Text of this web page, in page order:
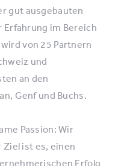
gut ausgebauten
im Bereich
von 25 Partnern
und
an den
Genf und Buchs.
Passion: Wir
ist es, einen
Erfolg